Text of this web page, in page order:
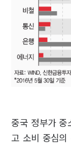
중국 정부가 중
고 소비 중심